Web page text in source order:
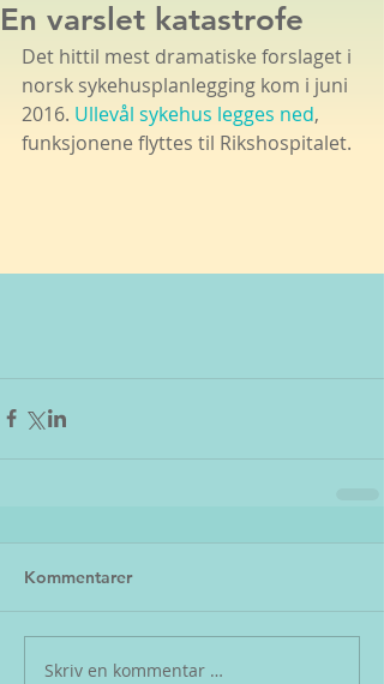
En varslet katastrofe
Det hittil mest dramatiske forslaget i
norsk sykehusplanlegging kom i juni
2016. Ullevål sykehus legges ned,
funksjonene flyttes til Rikshospitalet.
Kommentarer
Skriv en kommentar …